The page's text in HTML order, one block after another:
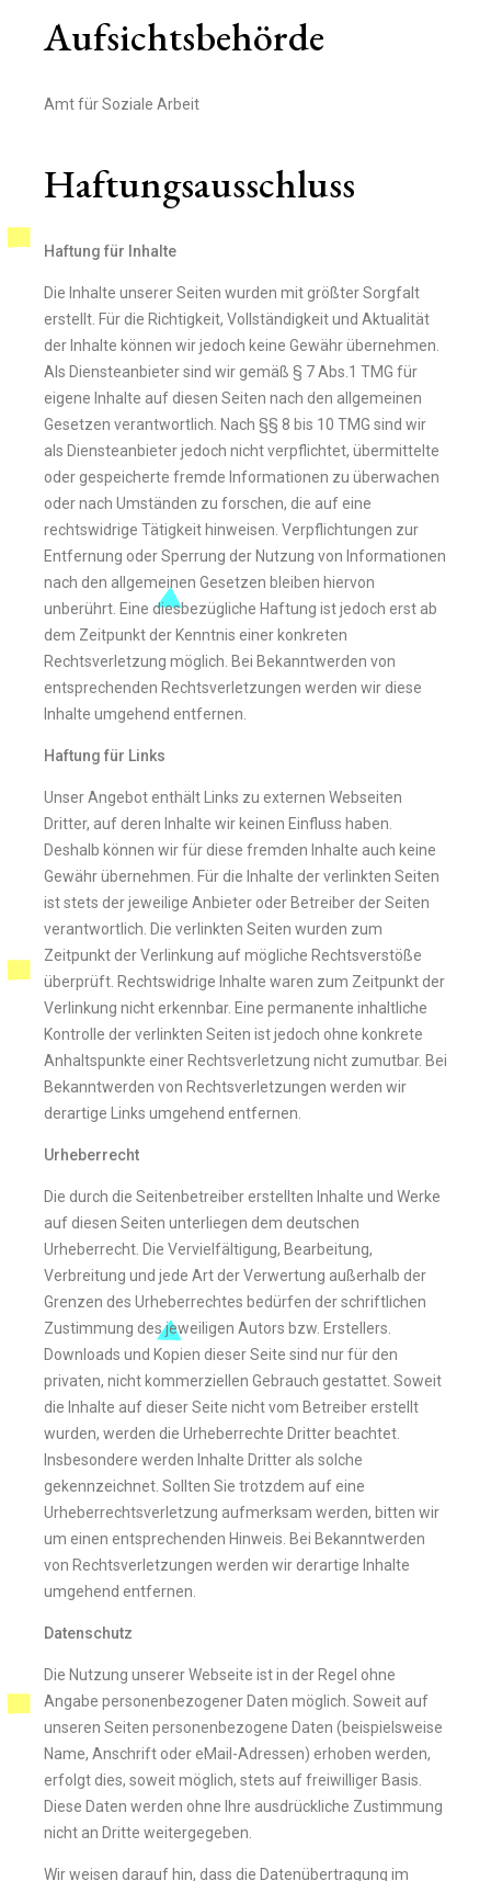
Aufsichtsbehörde
Amt für Soziale Arbeit
Haftungsausschluss
Haftung für Inhalte
Die Inhalte unserer Seiten wurden mit größter Sorgfalt
erstellt. Für die Richtigkeit, Vollständigkeit und Aktualität
der Inhalte können wir jedoch keine Gewähr übernehmen.
Als Diensteanbieter sind wir gemäß § 7 Abs.1 TMG für
eigene Inhalte auf diesen Seiten nach den allgemeinen
Gesetzen verantwortlich. Nach §§ 8 bis 10 TMG sind wir
als Diensteanbieter jedoch nicht verpflichtet, übermittelte
oder gespeicherte fremde Informationen zu überwachen
oder nach Umständen zu forschen, die auf eine
rechtswidrige Tätigkeit hinweisen. Verpflichtungen zur
Entfernung oder Sperrung der Nutzung von Informationen
nach den allgemeinen Gesetzen bleiben hiervon
unberührt. Eine diesbezügliche Haftung ist jedoch erst ab
dem Zeitpunkt der Kenntnis einer konkreten
Rechtsverletzung möglich. Bei Bekanntwerden von
entsprechenden Rechtsverletzungen werden wir diese
Inhalte umgehend entfernen.
Haftung für Links
Unser Angebot enthält Links zu externen Webseiten
Dritter, auf deren Inhalte wir keinen Einfluss haben.
Deshalb können wir für diese fremden Inhalte auch keine
Gewähr übernehmen. Für die Inhalte der verlinkten Seiten
ist stets der jeweilige Anbieter oder Betreiber der Seiten
verantwortlich. Die verlinkten Seiten wurden zum
Zeitpunkt der Verlinkung auf mögliche Rechtsverstöße
überprüft. Rechtswidrige Inhalte waren zum Zeitpunkt der
Verlinkung nicht erkennbar. Eine permanente inhaltliche
Kontrolle der verlinkten Seiten ist jedoch ohne konkrete
Anhaltspunkte einer Rechtsverletzung nicht zumutbar. Bei
Bekanntwerden von Rechtsverletzungen werden wir
derartige Links umgehend entfernen.
Urheberrecht
Die durch die Seitenbetreiber erstellten Inhalte und Werke
auf diesen Seiten unterliegen dem deutschen
Urheberrecht. Die Vervielfältigung, Bearbeitung,
Verbreitung und jede Art der Verwertung außerhalb der
Grenzen des Urheberrechtes bedürfen der schriftlichen
Zustimmung des jeweiligen Autors bzw. Erstellers.
Downloads und Kopien dieser Seite sind nur für den
privaten, nicht kommerziellen Gebrauch gestattet. Soweit
die Inhalte auf dieser Seite nicht vom Betreiber erstellt
wurden, werden die Urheberrechte Dritter beachtet.
Insbesondere werden Inhalte Dritter als solche
gekennzeichnet. Sollten Sie trotzdem auf eine
Urheberrechtsverletzung aufmerksam werden, bitten wir
um einen entsprechenden Hinweis. Bei Bekanntwerden
von Rechtsverletzungen werden wir derartige Inhalte
umgehend entfernen.
Datenschutz
Die Nutzung unserer Webseite ist in der Regel ohne
Angabe personenbezogener Daten möglich. Soweit auf
unseren Seiten personenbezogene Daten (beispielsweise
Name, Anschrift oder eMail-Adressen) erhoben werden,
erfolgt dies, soweit möglich, stets auf freiwilliger Basis.
Diese Daten werden ohne Ihre ausdrückliche Zustimmung
nicht an Dritte weitergegeben.
Wir weisen darauf hin, dass die Datenübertragung im